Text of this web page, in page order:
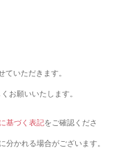
いただきます。
お願いいたします。
基づく表記をご確認くださ
かれる場合がございます。